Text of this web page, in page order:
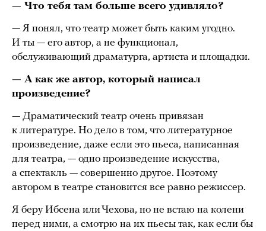
— Что тебя там больше всего удивляло?
— Я понял, что театр может быть каким угодно.
И ты — его автор, а не функционал,
обслуживающий драматурга, артиста и площадки.
— А как же автор, который написал
произведение?
— Драматический театр очень привязан
к литературе. Но дело в том, что литературное
произведение, даже если это пьеса, написанная
для театра, — одно произведение искусства,
а спектакль — совершенно другое. Поэтому
автором в театре становится все равно режиссер.
Я беру Ибсена или Чехова, но не встаю на колени
перед ними, а смотрю на их пьесы так, как если бы